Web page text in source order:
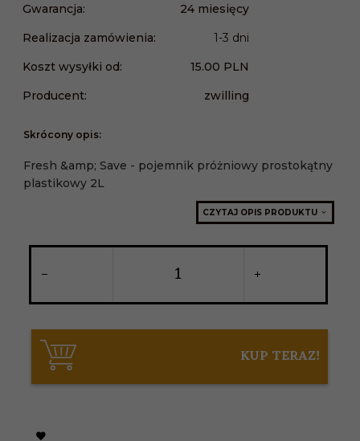
Gwarancja:
24 miesięcy
Realizacja zamówienia:
1-3 dni
Koszt wysyłki od:
15.00 PLN
Producent:
zwilling
Skrócony opis:
Fresh &amp; Save - pojemnik próżniowy prostokątny
plastikowy 2L
CZYTAJ OPIS PRODUKTU
KUP TERAZ!